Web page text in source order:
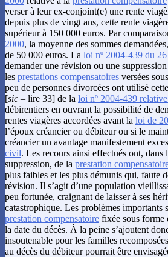
verser à leur ex-conjoint(e) une rente
depuis plus de vingt ans, cette rente
supérieur à 150 000 euros. Par
2000, la moyenne des sommes
de 50 000 euros. La loi nº 2004-439 du
demander une révision ou une
les prestations compensatoires versées
peu de personnes divorcées ont utilisé
[sic – lire 33] de la loi nº 2004-439
débirentiers en ouvrant la possibilité de
rentes viagères accordées avant la loi de
l’époux créancier ou débiteur ou si le
créancier un avantage manifestement
civil. Les recours ainsi effectués ont,
suppression, de la prestation
plus faibles et les plus démunis qui, faute
révision. Il s’agit d’une population
peu fortunée, craignant de laisser à ses
catastrophique. Les problèmes importants
prestation compensatoire fixée sous forme
la date du décès. À la peine s’ajoutent
insoutenable pour les familles
au décès du débiteur pourrait être